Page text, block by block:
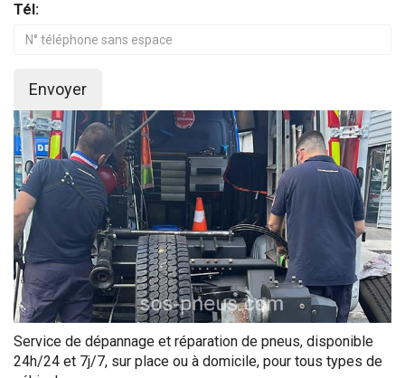
Tél:
Envoyer
Service de dépannage et réparation de pneus, disponible
24h/24 et 7j/7, sur place ou à domicile, pour tous types de